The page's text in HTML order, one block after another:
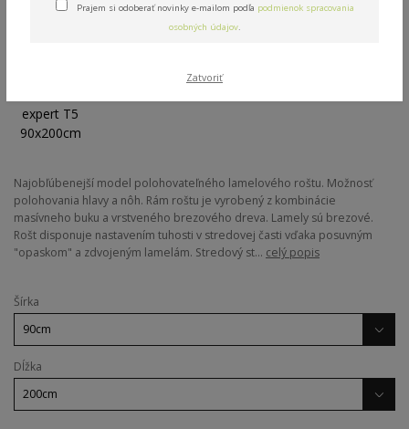
Najobľúbenejší model polohovateľného lamelového roštu. Možnosť
polohovania hlavy a nôh. Rám roštu je vyrobený z kombinácie
masívneho buku a vrstveného brezového dreva. Lamely sú brezové.
Rošt disponuje nastavením tuhosti v stredovej časti vďaka posuvným
"opaskom" a zdvojeným lamelám. Stredový st... celý popis
Šírka
Dĺžka
Prajem si odoberať novinky e-mailom podľa podmienok spracovania
osobných údajov.
Zatvoriť